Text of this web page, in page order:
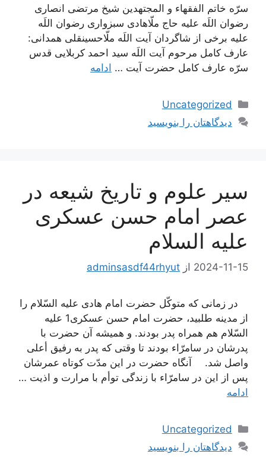
سرّه خاتم الفقهاء و المجتهدین شیخ مرتضی انصاری
رضوان اللَه علیه حاج ملّاهادی سبزواری رضوان اللَه
علیه برخی از شاگردان آیت اللَه ملّاحسینقلی همدانی:
عارف کامل مرحوم آیت اللَه سيد احمد كربلايى قدس
سرّه عارف کامل حضرت آیت … ادامه
دسته‌ها
Uncategorized
دیدگاهتان را بنویسید
سیر علوم و تاریخ شیعه در
عصر امام حسن عسكرى
علیه السلام
2024-11-15 از adminsasdf44rhyut
در زمانى كه متوكّل حضرت امام هادى علیه السّلام را
از مدینه طلبید، حضرت امام حسن عسكرى1 علیه
السّلام هم همراه پدر بودند. و همیشه آن حضرت با
پدرشان در سامرّاء بودند تا وقتى كه پدر به رفیق أعلى
واصل شد. آنگاه حضرت در این مدّت كوتاه عمرشان
پس از این در سامرّاء با زندگى توأم با مرارت و اذیت …
ادامه
دسته‌ها
Uncategorized
دیدگاهتان را بنویسید